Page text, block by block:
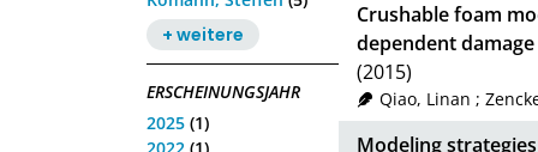
+ weitere
ERSCHEINUNGSJAHR
2025 (1)
Crushable foam
dependent
(2015)
Qiao, Linan ;
Modeling